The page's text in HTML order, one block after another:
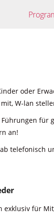
oder
W-lan
für
an!
telefonisch
für